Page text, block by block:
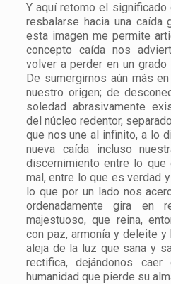
Y aquí retomo el
resbalarse hacia una caída
esta imagen me permite
concepto caída nos
volver a perder en un
De sumergirnos aún más
nuestro origen; de
soledad abrasivamente
del núcleo redentor,
que nos une al infinito, a lo
nueva caída incluso
discernimiento entre lo
mal, entre lo que es verdad
lo que por un lado nos
ordenadamente gira en
majestuoso, que reina,
con paz, armonía y deleite
aleja de la luz que sana y
rectifica, dejándonos
humanidad que pierde su